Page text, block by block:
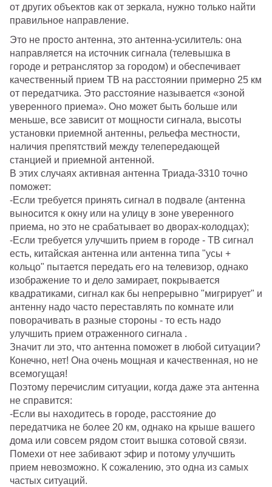
от других объектов как от зеркала, нужно только найти
правильное направление.
Это не просто антенна, это антенна-усилитель: она
направляется на источник сигнала (телевышка в
городе и ретранслятор за городом) и обеспечивает
качественный прием ТВ на расстоянии примерно 25 км
от передатчика. Это расстояние называется «зоной
уверенного приема». Оно может быть больше или
меньше, все зависит от мощности сигнала, высоты
установки приемной антенны, рельефа местности,
наличия препятствий между телепередающей
станцией и приемной антенной.
В этих случаях активная антенна Триада-3310 точно
поможет:
-Если требуется принять сигнал в подвале (антенна
выносится к окну или на улицу в зоне уверенного
приема, но это не срабатывает во дворах-колодцах);
-Если требуется улучшить прием в городе - ТВ сигнал
есть, китайская антенна или антенна типа "усы +
кольцо" пытается передать его на телевизор, однако
изображение то и дело замирает, покрывается
квадратиками, сигнал как бы непрерывно "мигрирует" и
антенну надо часто переставлять по комнате или
поворачивать в разные стороны - то есть надо
улучшить прием отраженного сигнала .
Значит ли это, что антенна поможет в любой ситуации?
Конечно, нет! Она очень мощная и качественная, но не
всемогущая!
Поэтому перечислим ситуации, когда даже эта антенна
не справится:
-Если вы находитесь в городе, расстояние до
передатчика не более 20 км, однако на крыше вашего
дома или совсем рядом стоит вышка сотовой связи.
Помехи от нее забивают эфир и потому улучшить
прием невозможно. К сожалению, это одна из самых
частых ситуаций.